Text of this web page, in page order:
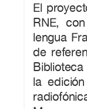
El
RNE,
lengua
de
la